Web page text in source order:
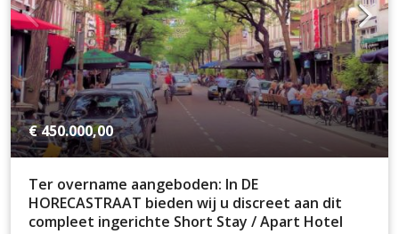
€ 450.000,00
Ter overname aangeboden: In DE
HORECASTRAAT bieden wij u discreet aan dit
compleet ingerichte Short Stay / Apart Hotel